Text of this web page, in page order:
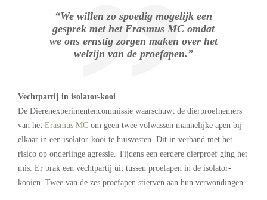
“We willen zo spoedig mogelijk een
gesprek met het Erasmus MC omdat
we ons ernstig zorgen maken over het
welzijn van de proefapen.”
Vechtpartij in isolator-kooi
De Dierenexperimentencommissie waarschuwt de dierproefnemers
van het Erasmus MC om geen twee volwassen mannelijke apen bij
elkaar in een isolator-kooi te huisvesten. Dit in verband met het
risico op onderlinge agressie. Tijdens een eerdere dierproef ging het
mis. Er brak een vechtpartij uit tussen proefapen in de isolator-
kooien. Twee van de zes proefapen stierven aan hun verwondingen.